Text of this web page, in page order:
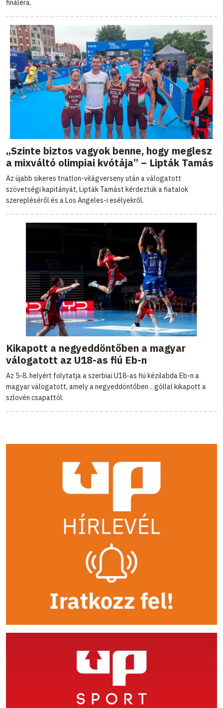
fináléra.
„Szinte biztos vagyok benne, hogy meglesz
a mixváltó olimpiai kvótája” – Lipták Tamás
Az újabb sikeres triatlon-világverseny után a válogatott
szövetségi kapitányát, Lipták Tamást kérdeztük a fiatalok
szerepléséről és a Los Angeles-i esélyekről.
Kikapott a negyeddöntőben a magyar
válogatott az U18-as fiú Eb-n
Az 5-8. helyért folytatja a szerbiai U18-as fiú kézilabda Eb-n a
magyar válogatott, amely a negyeddöntőben .. góllal kikapott a
szlovén csapattól.